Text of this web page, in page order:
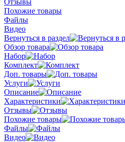
Похожие товары
Файлы
Видео
Вернуться в раздел
Обзор товара
Набор
Комплект
Доп. товары
Услуги
Описание
Характеристики
Отзывы
Похожие товары
Файлы
Видео